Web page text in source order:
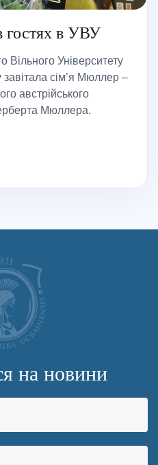
в УВУ
Вільного Університету
завітала сім’я Мюллер –
австрійського
Мюллера.
на новини